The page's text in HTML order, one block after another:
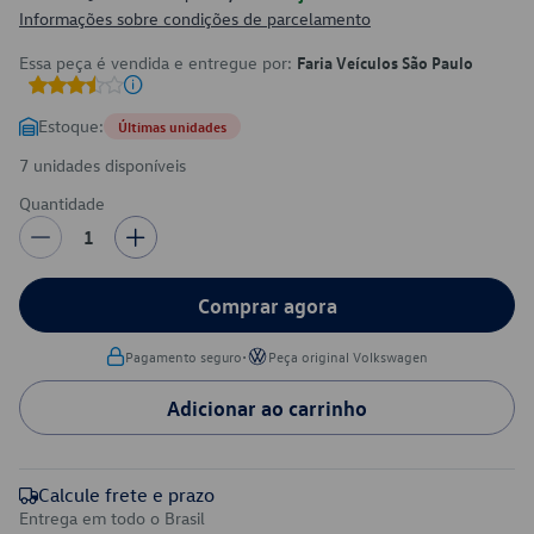
Informações sobre condições de parcelamento
Essa peça é vendida e entregue por: Faria Veículos São Paulo
Estoque: Últimas unidades
7 unidades disponíveis
Quantidade
1
Comprar agora
Pagamento seguro• Peça original Volkswagen
Adicionar ao carrinho
Calcule frete e prazo
Entrega em todo o Brasil